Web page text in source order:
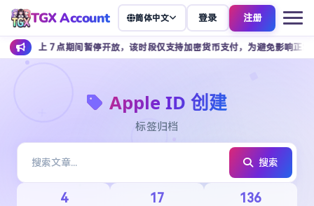
TGX Account 简体中文 登录 注册
上 7 点期间暂停开放，该时段仅支持加密货币支付，为避免影响正常下单
Apple ID 创建
标签归档
搜索
4 17 136